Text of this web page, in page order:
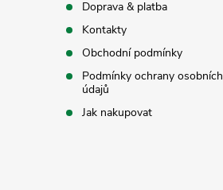
Doprava & platba
Kontakty
Obchodní podmínky
Podmínky ochrany osobních
údajů
Jak nakupovat